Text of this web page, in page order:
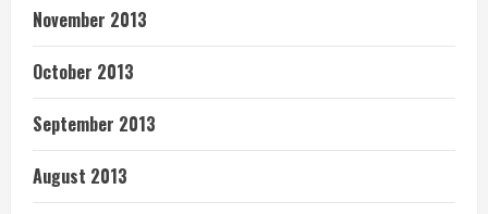
November 2013
October 2013
September 2013
August 2013